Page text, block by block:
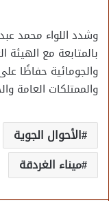
وشدد اللواء محمد
بالمتابعة مع الهيئة
والجومائية حفاظًا
والممتلكات العامة
الأحوال الجوية
ميناء الغردقة